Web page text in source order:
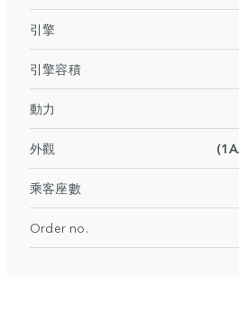
引擎
引擎容積
動力
外觀
乘客座數
Order no.